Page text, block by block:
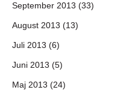
September 2013 (33)
August 2013 (13)
Juli 2013 (6)
Juni 2013 (5)
Maj 2013 (24)